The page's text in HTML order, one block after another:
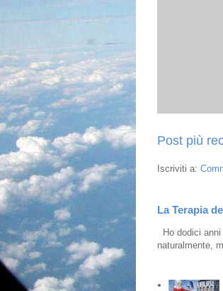
Post più
Iscriviti a:
La Terapia
Ho dodici
naturalmente,